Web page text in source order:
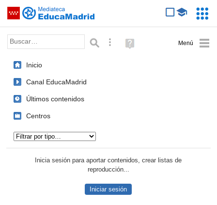
Saltar navegación
Palabra o frase: Búsqueda avanzada
Ayuda
(en
Inicio
Canal EducaMadrid
Últimos contenidos
Centros
Inicia sesión para aportar contenidos, crear listas de
reproducción...
Iniciar sesión